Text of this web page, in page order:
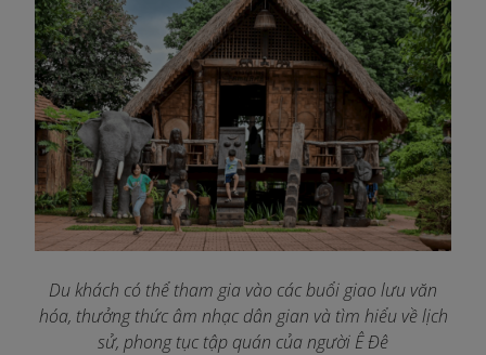
Du khách có thể tham gia vào các buổi giao lưu văn
hóa, thưởng thức âm nhạc dân gian và tìm hiểu về lịch
sử, phong tục tập quán của người Ê Đê